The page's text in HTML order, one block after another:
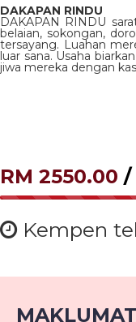
DAKAPAN RINDU
DAKAPAN RINDU
belaian, sokongan,
tersayang. Luahan
luar sana. Usaha
jiwa mereka dengan
RM 2550.00 /
Kempen